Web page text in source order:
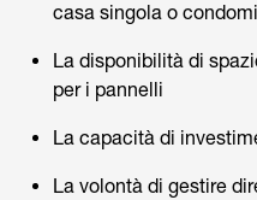
casa singola o
La disponibilità di
per i pannelli
La capacità di
La volontà di gestire